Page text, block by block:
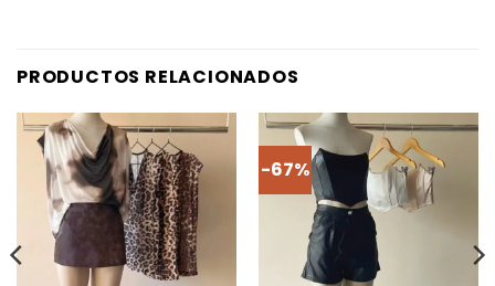
PRODUCTOS RELACIONADOS
-67%